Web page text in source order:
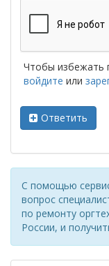
Чтобы избежать
войдите или
Ответить
С помощью
вопрос
по ремонту
России, и